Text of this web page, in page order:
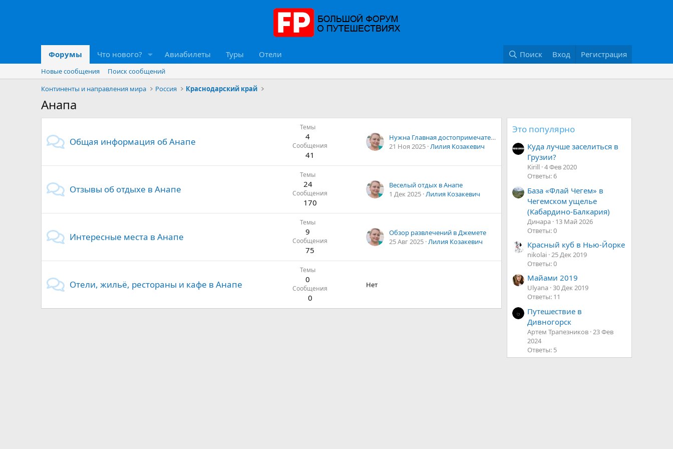
Форумы Что нового? Авиабилеты Туры Отели Поиск Вход Регистрация
Новые сообщения
Поиск сообщений
Континенты и направления мира
Россия Краснодарский край
Анапа
Общая информация об Анапе
Темы
4
Сообщения
41
Нужна Главная достопримечательность и Главный символ Анапы. СРОЧНО.
21 Ноя 2025 Лилия Козакевич
Отзывы об отдыхе в Анапе
Темы
24
Сообщения
170
Веселый отдых в Анапе
1 Дек 2025 Лилия Козакевич
Интересные места в Анапе
Темы
9
Сообщения
75
Обзор развлечений в Джемете
25 Авг 2025 Лилия Козакевич
Отели, жильё, рестораны и кафе в Анапе
Темы
0
Сообщения
0
Нет
Это популярно
Куда лучше заселиться в
Грузии?
Kirill 4 Фев 2020
Ответы: 6
База «Флай Чегем» в
Чегемском ущелье
(Кабардино-Балкария)
Динара 13 Май 2026
Ответы: 0
Красный куб в Нью-Йорке
nikolai 25 Дек 2019
Ответы: 0
Майами 2019
Ulyana 30 Дек 2019
Ответы: 11
Путешествие в
Дивногорск
Артем Трапезников 23 Фев
2024
Ответы: 5